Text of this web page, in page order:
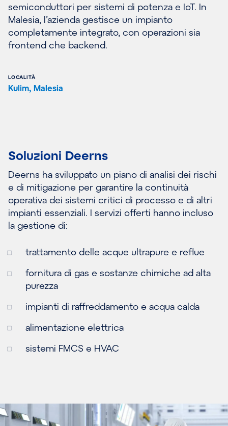
semiconduttori per sistemi di potenza e IoT. In
Malesia, l’azienda gestisce un impianto
completamente integrato, con operazioni sia
frontend che backend.
LOCALITÀ
Kulim, Malesia
Soluzioni Deerns
Deerns ha sviluppato un piano di analisi dei rischi
e di mitigazione per garantire la continuità
operativa dei sistemi critici di processo e di altri
impianti essenziali. I servizi offerti hanno incluso
la gestione di:
trattamento delle acque ultrapure e reflue
fornitura di gas e sostanze chimiche ad alta
purezza
impianti di raffreddamento e acqua calda
alimentazione elettrica
sistemi FMCS e HVAC